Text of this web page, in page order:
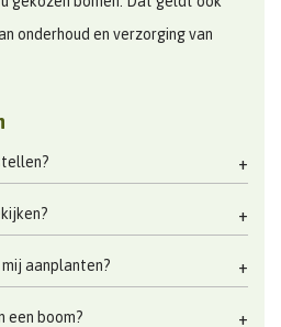
onderhoud en verzorging van
mij aanplanten?
een boom?